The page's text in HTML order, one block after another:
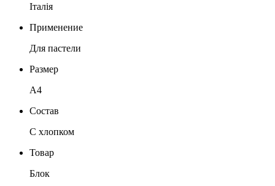
Італія
Применение
Для пастели
Размер
А4
Состав
С хлопком
Товар
Блок